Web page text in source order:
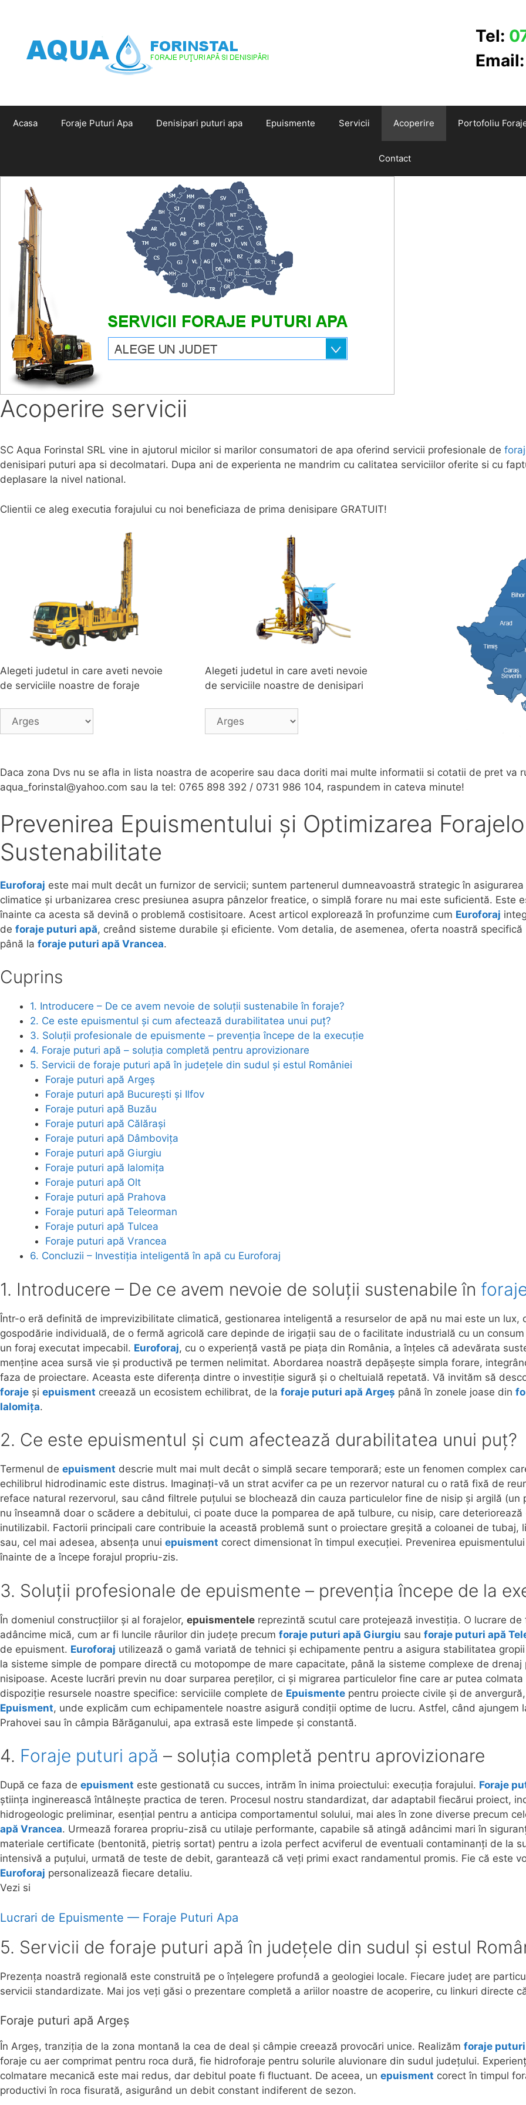
Tel:
Acasa Foraje Puturi Apa Denisipari puturi apa Epuismente Servicii Acoperire Portofoliu
Contact
Acoperire servicii
SC Aqua Forinstal SRL vine in ajutorul micilor si marilor consumatori de apa oferind servicii profesionale de
denisipari puturi apa si decolmatari. Dupa ani de experienta ne mandrim cu calitatea serviciilor oferite si cu
deplasare la nivel national.
Clientii ce aleg executia forajului cu noi beneficiaza de prima denisipare GRATUIT!
Alegeti judetul in care aveti nevoie
de serviciile noastre de foraje
Alegeti judetul in care aveti nevoie
de serviciile noastre de denisipari
Daca zona Dvs nu se afla in lista noastra de acoperire sau daca doriti mai multe informatii si cotatii de pret va
aqua_forinstal@yahoo.com sau la tel: 0765 898 392 / 0731 986 104, raspundem in cateva minute!
Prevenirea Epuismentului și Optimizarea
Sustenabilitate
Euroforaj este mai mult decât un furnizor de servicii; suntem partenerul dumneavoastră strategic în
climatice și urbanizarea cresc presiunea asupra pânzelor freatice, o simplă forare nu mai este suficientă. Este
înainte ca acesta să devină o problemă costisitoare. Acest articol explorează în profunzime cum Euroforaj
de foraje puturi apă, creând sisteme durabile și eficiente. Vom detalia, de asemenea, oferta noastră
până la foraje puturi apă Vrancea.
Cuprins
1. Introducere – De ce avem nevoie de soluții sustenabile în foraje?
2. Ce este epuismentul și cum afectează durabilitatea unui puț?
3. Soluții profesionale de epuismente – prevenția începe de la execuție
4. Foraje puturi apă – soluția completă pentru aprovizionare
5. Servicii de foraje puturi apă în județele din sudul și estul României
Foraje puturi apă Argeș
Foraje puturi apă București și Ilfov
Foraje puturi apă Buzău
Foraje puturi apă Călărași
Foraje puturi apă Dâmbovița
Foraje puturi apă Giurgiu
Foraje puturi apă Ialomița
Foraje puturi apă Olt
Foraje puturi apă Prahova
Foraje puturi apă Teleorman
Foraje puturi apă Tulcea
Foraje puturi apă Vrancea
6. Concluzii – Investiția inteligentă în apă cu Euroforaj
1. Introducere – De ce avem nevoie de soluții sustenabile în
Într-o eră definită de imprevizibilitate climatică, gestionarea inteligentă a resurselor de apă nu mai este un lux,
gospodărie individuală, de o fermă agricolă care depinde de irigații sau de o facilitate industrială cu un
un foraj executat impecabil. Euroforaj, cu o experiență vastă pe piața din România, a înțeles că adevărata
menține acea sursă vie și productivă pe termen nelimitat. Abordarea noastră depășește simpla forare,
faza de proiectare. Aceasta este diferența dintre o investiție sigură și o cheltuială repetată. Vă invităm să
foraje și epuisment creează un ecosistem echilibrat, de la foraje puturi apă Argeș până în zonele joase din
Ialomița.
2. Ce este epuismentul și cum afectează durabilitatea unui puț?
Termenul de epuisment descrie mult mai mult decât o simplă secare temporară; este un fenomen complex
echilibrul hidrodinamic este distrus. Imaginați-vă un strat acvifer ca pe un rezervor natural cu o rată fixă de
reface natural rezervorul, sau când filtrele puțului se blochează din cauza particulelor fine de nisip și argilă
nu înseamnă doar o scădere a debitului, ci poate duce la pomparea de apă tulbure, cu nisip, care
inutilizabil. Factorii principali care contribuie la această problemă sunt o proiectare greșită a coloanei de
sau, cel mai adesea, absența unui epuisment corect dimensionat în timpul execuției. Prevenirea
înainte de a începe forajul propriu-zis.
3. Soluții profesionale de epuismente – prevenția începe de la
În domeniul construcțiilor și al forajelor, epuismentele reprezintă scutul care protejează investiția. O lucrare
adâncime mică, cum ar fi luncile râurilor din județe precum foraje puturi apă Giurgiu sau foraje puturi apă
de epuisment. Euroforaj utilizează o gamă variată de tehnici și echipamente pentru a asigura stabilitatea
la sisteme simple de pompare directă cu motopompe de mare capacitate, până la sisteme complexe de
nisipoase. Aceste lucrări previn nu doar surparea pereților, ci și migrarea particulelor fine care ar putea
dispoziție resursele noastre specifice: serviciile complete de Epuismente pentru proiecte civile și de
Epuisment, unde explicăm cum echipamentele noastre asigură condiții optime de lucru. Astfel, când
Prahovei sau în câmpia Bărăganului, apa extrasă este limpede și constantă.
4. Foraje puturi apă – soluția completă pentru aprovizionare
După ce faza de epuisment este gestionată cu succes, intrăm în inima proiectului: execuția forajului. Foraje
știința inginerească întâlnește practica de teren. Procesul nostru standardizat, dar adaptabil fiecărui proiect,
hidrogeologic preliminar, esențial pentru a anticipa comportamentul solului, mai ales în zone diverse precum
apă Vrancea. Urmează forarea propriu-zisă cu utilaje performante, capabile să atingă adâncimi mari în
materiale certificate (bentonită, pietriș sortat) pentru a izola perfect acviferul de eventuali contaminanți de la
intensivă a puțului, urmată de teste de debit, garantează că veți primi exact randamentul promis. Fie că este
Euroforaj personalizează fiecare detaliu.
Vezi si
Lucrari de Epuismente — Foraje Puturi Apa
5. Servicii de foraje puturi apă în județele din sudul și estul
Prezența noastră regională este construită pe o înțelegere profundă a geologiei locale. Fiecare județ are
servicii standardizate. Mai jos veți găsi o prezentare completă a ariilor noastre de acoperire, cu linkuri directe
Foraje puturi apă Argeș
În Argeș, tranziția de la zona montană la cea de deal și câmpie creează provocări unice. Realizăm foraje
foraje cu aer comprimat pentru roca dură, fie hidroforaje pentru solurile aluvionare din sudul județului.
colmatare mecanică este mai redus, dar debitul poate fi fluctuant. De aceea, un epuisment corect în timpul
productivi în roca fisurată, asigurând un debit constant indiferent de sezon.